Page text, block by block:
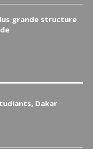
grande structure
Dakar